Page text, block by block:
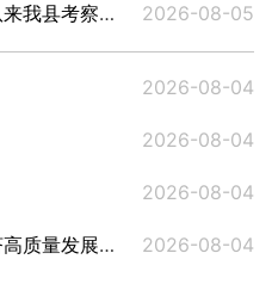
中国能建集团董事长倪真率队来我县考察调研 2026-08-05
2026-08-04
2026-08-04
2026-08-04
习近平经济思想指引中国经济高质量发展行稳致远 2026-08-04